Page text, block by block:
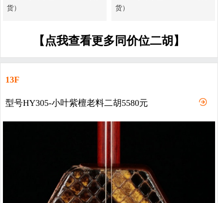
货）
货）
【点我查看更多同价位二胡】
13F
型号HY305-小叶紫檀老料二胡5580元